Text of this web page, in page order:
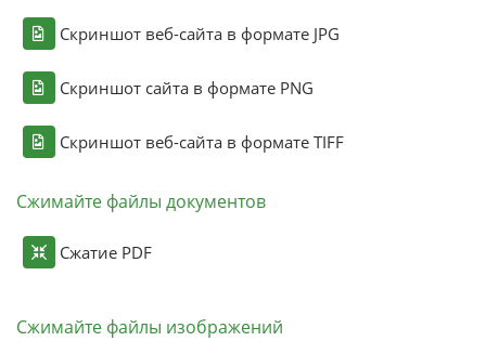
Скриншот веб-сайта в формате JPG
Скриншот сайта в формате PNG
Скриншот веб-сайта в формате TIFF
Сжимайте файлы документов
Сжатие PDF
Сжимайте файлы изображений